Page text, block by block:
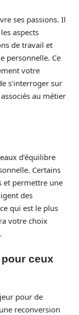
ses passions. Il
aspects
de travail et
personnelle. Ce
votre
s’interroger sur
au métier
d’équilibre
Certains
et permettre une
des
qui est le plus
votre choix
ceux
pour de
reconversion